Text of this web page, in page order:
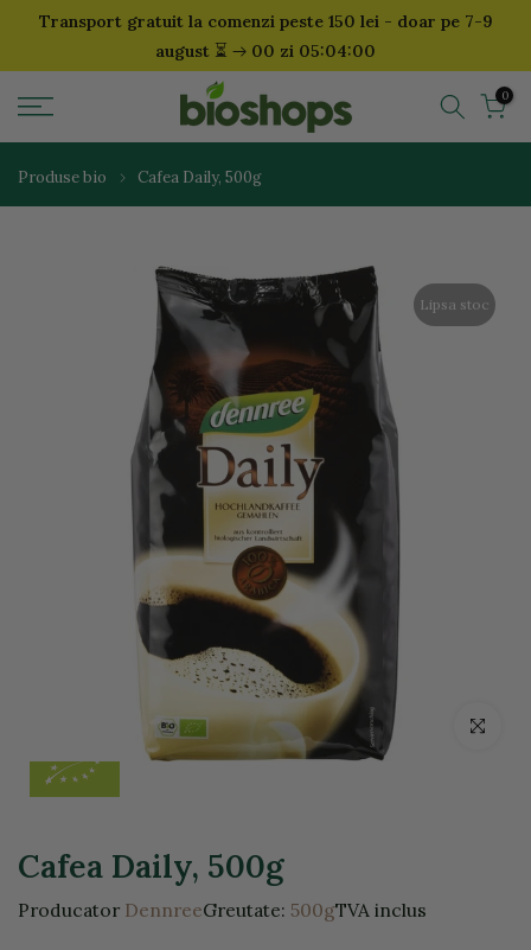
SariTransport gratuit la comenzi peste 150 lei - doar pe 7-9
august ⏳ 00 zi 05:04:00
0
Produse bio Cafea Daily, 500g
Lipsa stoc
Click
Cafea Daily, 500g
Producator DennreeGreutate: 500gTVA inclus